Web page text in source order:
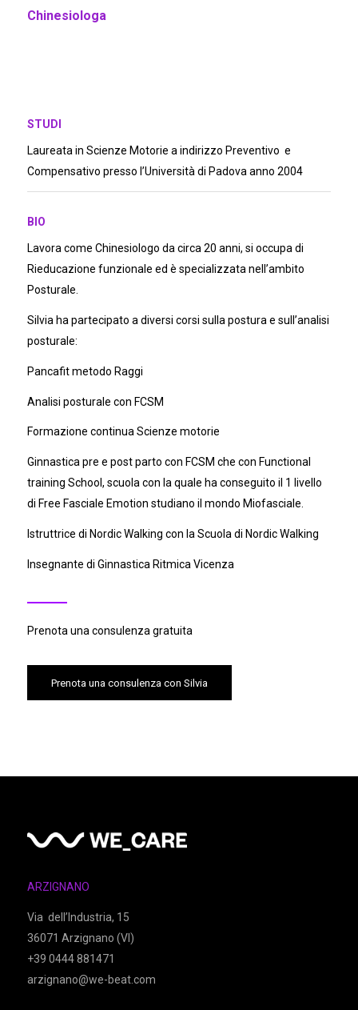
Chinesiologa
STUDI
Laureata in Scienze Motorie a indirizzo Preventivo e
Compensativo presso l’Università di Padova anno 2004
BIO
Lavora come Chinesiologo da circa 20 anni, si occupa di
Rieducazione funzionale ed è specializzata nell’ambito
Posturale.
Silvia ha partecipato a diversi corsi sulla postura e sull’analisi
posturale:
Pancafit metodo Raggi
Analisi posturale con FCSM
Formazione continua Scienze motorie
Ginnastica pre e post parto con FCSM che con Functional
training School, scuola con la quale ha conseguito il 1 livello
di Free Fasciale Emotion studiano il mondo Miofasciale.
Istruttrice di Nordic Walking con la Scuola di Nordic Walking
Insegnante di Ginnastica Ritmica Vicenza
Prenota una consulenza gratuita
Prenota una consulenza con Silvia
ARZIGNANO
Via dell’Industria, 15
36071 Arzignano (VI)
+39 0444 881471
arzignano@we-beat.com